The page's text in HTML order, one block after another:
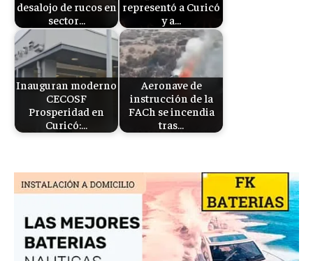
desalojo de rucos en
sector…
representó a Curicó
y a…
Inauguran moderno
CECOSF
Prosperidad en
Curicó:…
Aeronave de
instrucción de la
FACh se incendia
tras…